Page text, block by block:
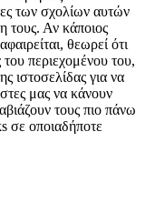
των σχολίων αυτών
τους. Αν κάποιος
θεωρεί ότι
του περιεχομένου του,
ιστοσελίδας για να
μας να κάνουν
τους πιο πάνω
σε οποιαδήποτε